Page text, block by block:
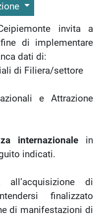
invita a
di implementare
dati di:
di Filiera/settore
e Attrazione
internazionale in
indicati.
di
finalizzato
di manifestazioni di